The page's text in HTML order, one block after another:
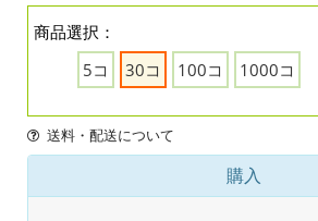
商品選択：
5コ
30コ 100コ 1000コ
送料・配送について
購入